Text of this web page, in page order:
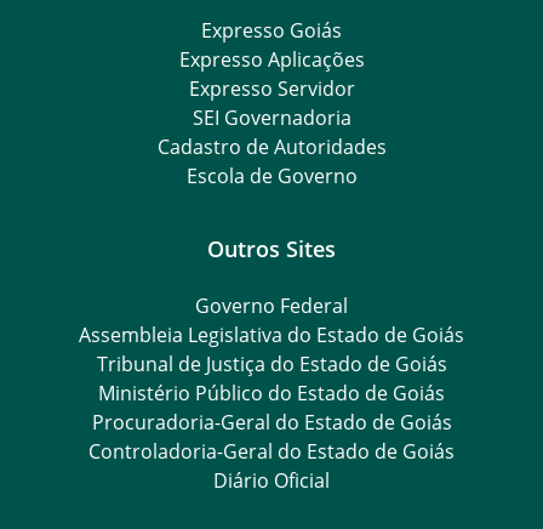
Expresso Goiás
Expresso Aplicações
Expresso Servidor
SEI Governadoria
Cadastro de Autoridades
Escola de Governo
Outros Sites
Governo Federal
Assembleia Legislativa do Estado de Goiás
Tribunal de Justiça do Estado de Goiás
Ministério Público do Estado de Goiás
Procuradoria-Geral do Estado de Goiás
Controladoria-Geral do Estado de Goiás
Diário Oficial